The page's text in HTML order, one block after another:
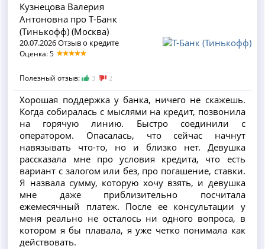
Кузнецова Валерия
Антоновна про Т-Банк
(Тинькофф) (Москва)
20.07.2026 Отзыв о кредите
Оценка: 5
Полезный отзыв: 3 2
Хорошая поддержка у банка, ничего не скажешь.
Когда собиралась с мыслями на кредит, позвонила
на горячую линию. Быстро соединили с
оператором. Опасалась, что сейчас начнут
навязывать что-то, но и близко нет. Девушка
рассказала мне про условия кредита, что есть
вариант с залогом или без, про погашение, ставки.
Я назвала сумму, которую хочу взять, и девушка
мне даже приблизительно посчитала
ежемесячный платеж. После ее консультации у
меня реально не осталось ни одного вопроса, в
котором я бы плавала, я уже четко понимала как
действовать.